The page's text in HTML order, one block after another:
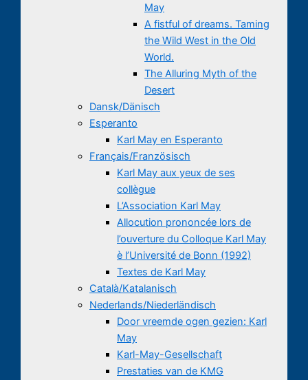
May
A fistful of dreams. Taming
the Wild West in the Old
World.
The Alluring Myth of the
Desert
Dansk/Dänisch
Esperanto
Karl May en Esperanto
Français/Französisch
Karl May aux yeux de ses
collègue
L’Association Karl May
Allocution prononcée lors de
l’ouverture du Colloque Karl May
è l’Université de Bonn (1992)
Textes de Karl May
Català/Katalanisch
Nederlands/Niederländisch
Door vreemde ogen gezien: Karl
May
Karl-May-Gesellschaft
Prestaties van de KMG